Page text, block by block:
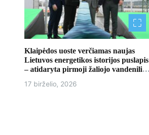
š
ų
Klaipėdos uoste verčiamas naujas
Lietuvos energetikos istorijos puslapis
– atidaryta pirmoji žaliojo vandenilio
17 birželio, 2026